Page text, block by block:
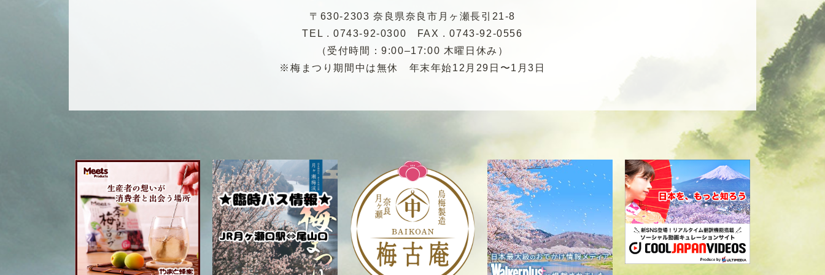
〒630-2303 奈良県奈良市月ヶ瀬長引21-8
TEL . 0743-92-0300
FAX . 0743-92-0556
（受付時間：9:00–17:00 木曜日休み）
※梅まつり期間中は無休 年末年始12月29日〜1月3日